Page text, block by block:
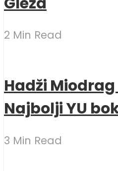
2 Min Read
Hadži
Najbolji YU
3 Min Read